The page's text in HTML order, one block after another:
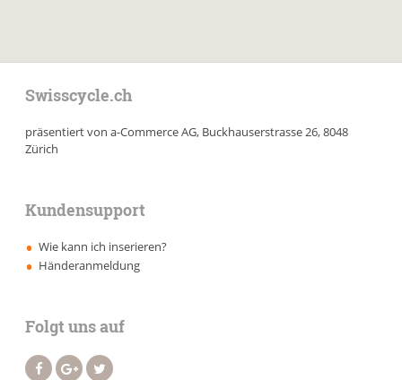
Swisscycle.ch
präsentiert von a-Commerce AG, Buckhauserstrasse 26, 8048
Zürich
Kundensupport
Wie kann ich inserieren?
Händeranmeldung
Folgt uns auf